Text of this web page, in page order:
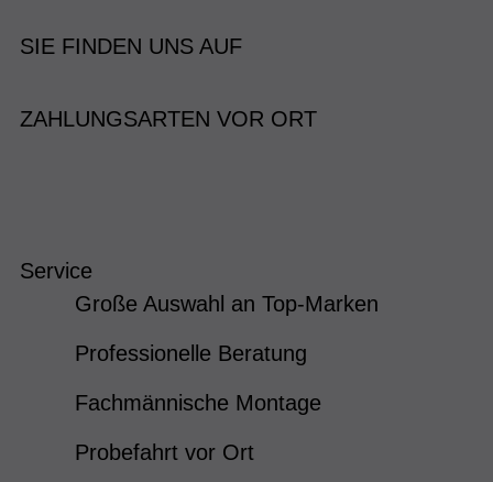
SIE FINDEN UNS AUF
ZAHLUNGSARTEN VOR ORT
Service
Große Auswahl an Top-Marken
Professionelle Beratung
Fachmännische Montage
Probefahrt vor Ort